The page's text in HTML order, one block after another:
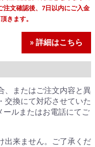
注文確認後、7日以内にご入金
きます。
» 詳細はこちら
、またはご注文内容と異
交換にて対応させていた
ールまたはお電話にてご
出来ません。ご了承くだ